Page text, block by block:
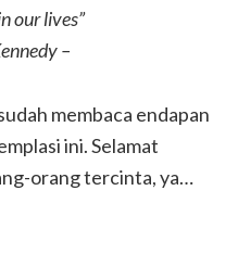
our lives”
–
membaca endapan
ini. Selamat
orang tercinta, ya…